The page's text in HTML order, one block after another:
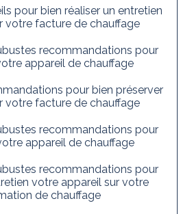
pour bien réaliser un entretien
votre facture de chauffage
recommandations pour
appareil de chauffage
pour bien préserver
votre facture de chauffage
recommandations pour
appareil de chauffage
recommandations pour
votre appareil sur votre
de chauffage